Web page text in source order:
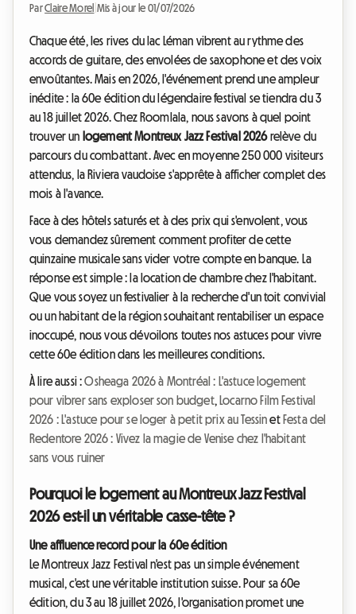
ParClaire Morel Mis à jour le 01/07/2026
Chaque été, les rives du lac Léman vibrent au rythme des
accords de guitare, des envolées de saxophone et des voix
envoûtantes. Mais en 2026, l'événement prend une ampleur
inédite : la 60e édition du légendaire festival se tiendra du 3
au 18 juillet 2026. Chez Roomlala, nous savons à quel point
trouver un logement Montreux Jazz Festival 2026relève du
parcours du combattant. Avec en moyenne 250 000 visiteurs
attendus, la Riviera vaudoise s'apprête à afficher complet des
mois à l'avance.
Face à des hôtels saturés et à des prix qui s'envolent, vous
vous demandez sûrement comment profiter de cette
quinzaine musicale sans vider votre compte en banque. La
réponse est simple : la location de chambre chez l'habitant.
Que vous soyez un festivalier à la recherche d'un toit convivial
ou un habitant de la région souhaitant rentabiliser un espace
inoccupé, nous vous dévoilons toutes nos astuces pour vivre
cette 60e édition dans les meilleures conditions.
À lire aussi :Osheaga 2026 à Montréal : L'astuce logement
pour vibrer sans exploser son budget, Locarno Film Festival
2026 : L'astuce pour se loger à petit prix au Tessinet Festa del
Redentore 2026 : Vivez la magie de Venise chez l'habitant
sans vous ruiner
Pourquoi le logement au Montreux Jazz Festival
2026 est-il un véritable casse-tête ?
Une affluence record pour la 60e édition
Le Montreux Jazz Festival n'est pas un simple événement
musical, c'est une véritable institution suisse. Pour sa 60e
édition, du 3 au 18 juillet 2026, l'organisation promet une